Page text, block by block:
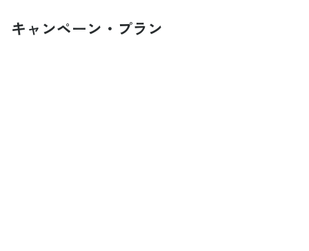
キャンペーン・プラン